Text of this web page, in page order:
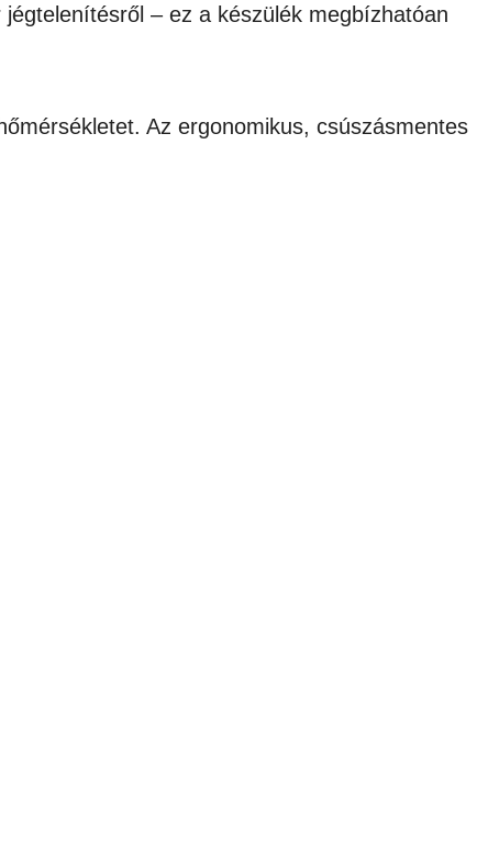
– ez a készülék megbízhatóan
Az ergonomikus, csúszásmentes